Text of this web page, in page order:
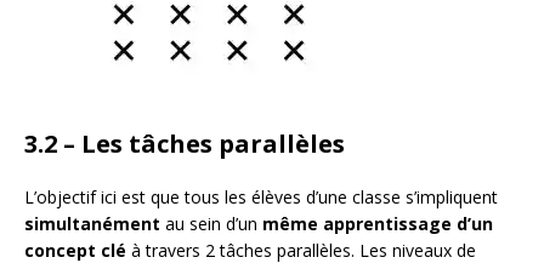
3.2 – Les tâches parallèles
L’objectif ici est que tous les élèves d’une classe s’impliquent
simultanément au sein d’un même apprentissage d’un
concept clé à travers 2 tâches parallèles. Les niveaux de